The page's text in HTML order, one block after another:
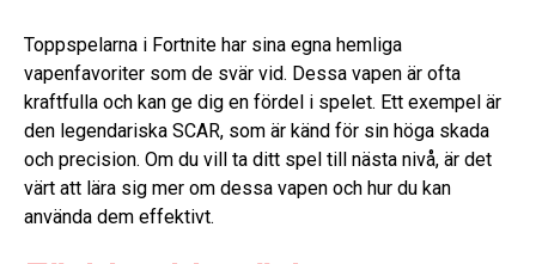
Toppspelarna i Fortnite har sina egna hemliga
vapenfavoriter som de svär vid. Dessa vapen är ofta
kraftfulla och kan ge dig en fördel i spelet. Ett exempel är
den legendariska SCAR, som är känd för sin höga skada
och precision. Om du vill ta ditt spel till nästa nivå, är det
värt att lära sig mer om dessa vapen och hur du kan
använda dem effektivt.